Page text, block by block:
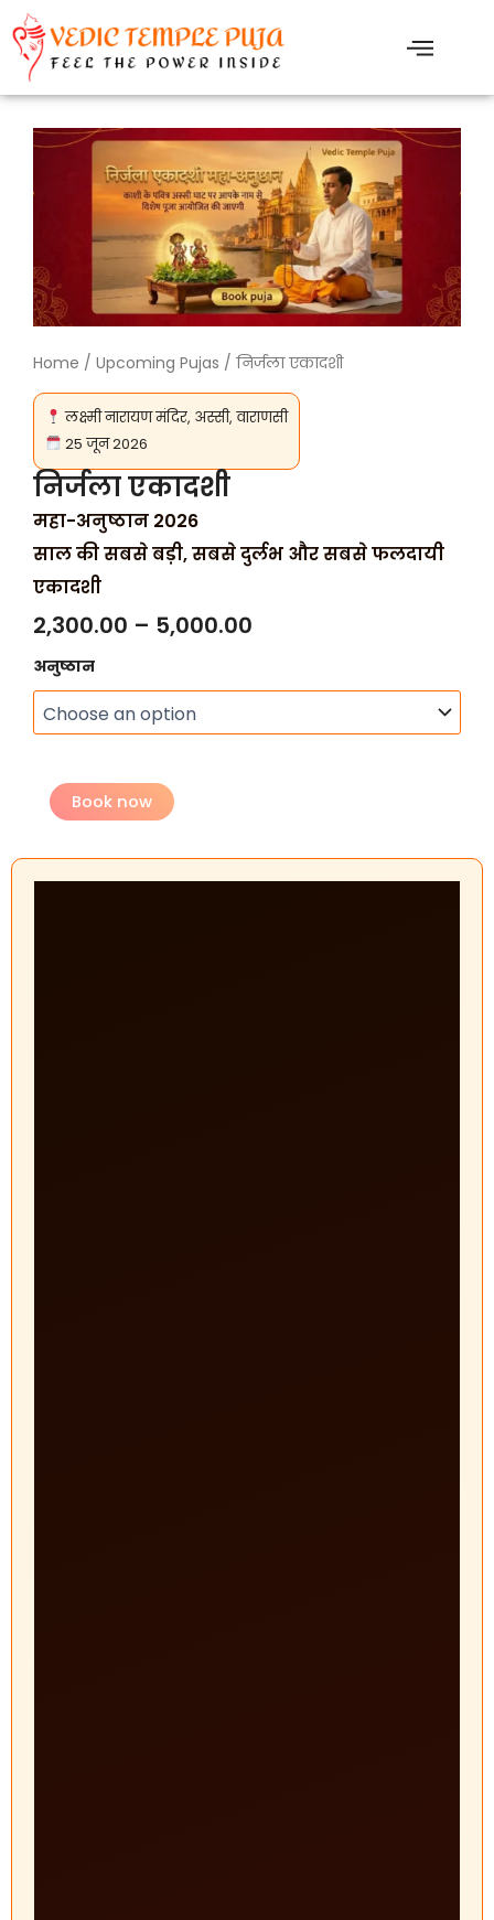
Skip
to
content
Home / Upcoming Pujas / निर्जला एकादशी
लक्ष्मी नारायण मंदिर, अस्सी, वाराणसी
25 जून 2026
निर्जला एकादशी
महा-अनुष्ठान 2026
साल की सबसे बड़ी, सबसे दुर्लभ और सबसे फलदायी
एकादशी
2,300.00 – 5,000.00
अनुष्ठान
निर्जला
एकादशी
quantity
Book now